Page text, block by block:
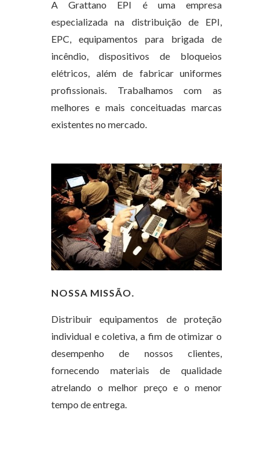
A Grattano EPI é uma empresa
especializada na distribuição de EPI,
EPC, equipamentos para brigada de
incêndio, dispositivos de bloqueios
elétricos, além de fabricar uniformes
profissionais. Trabalhamos com as
melhores e mais conceituadas marcas
existentes no mercado.
NOSSA MISSÃO.
Distribuir equipamentos de proteção
individual e coletiva, a fim de otimizar o
desempenho de nossos clientes,
fornecendo materiais de qualidade
atrelando o melhor preço e o menor
tempo de entrega.